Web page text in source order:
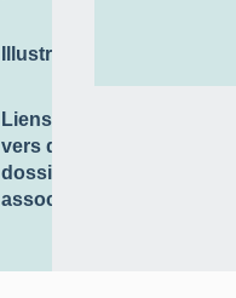
Illustrations
Liens
vers des
dossiers
associés